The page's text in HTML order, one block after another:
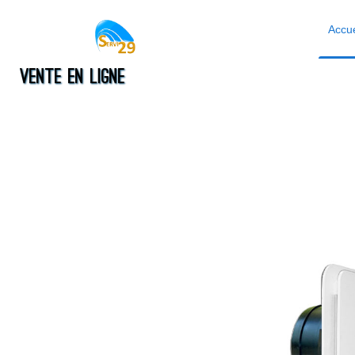
Vente en ligne